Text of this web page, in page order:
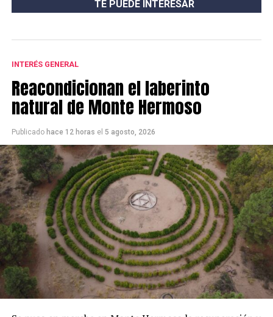
TE PUEDE INTERESAR
INTERÉS GENERAL
Reacondicionan el laberinto
natural de Monte Hermoso
Publicado hace 12 horas el 5 agosto, 2026